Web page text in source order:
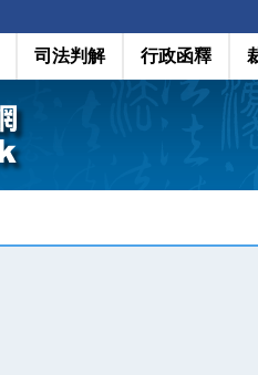
司法判解 行政函釋